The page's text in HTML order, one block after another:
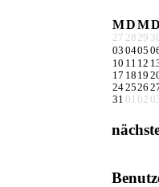
MDMD
27 28 29
03 0405
10 11 12
17 18 19
242526
31 01 02